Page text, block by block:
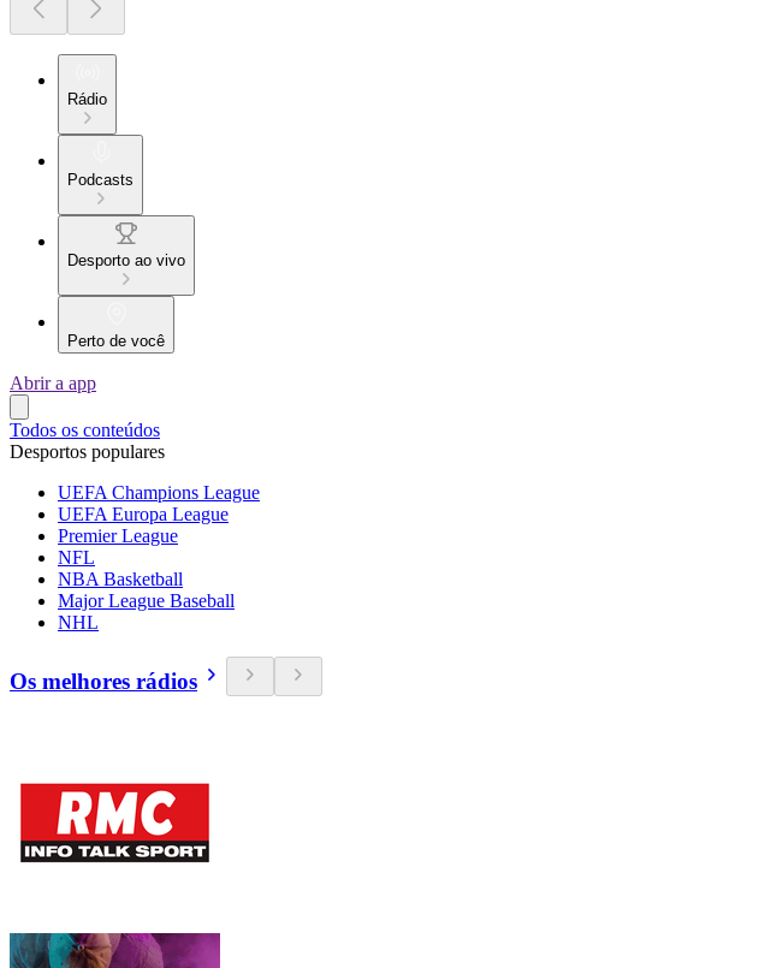
Rádio
Podcasts
Desporto ao vivo
Perto de você
Abrir a app
Todos os conteúdos
Desportos populares
UEFA Champions League
UEFA Europa League
Premier League
NFL
NBA Basketball
Major League Baseball
NHL
Os melhores rádios